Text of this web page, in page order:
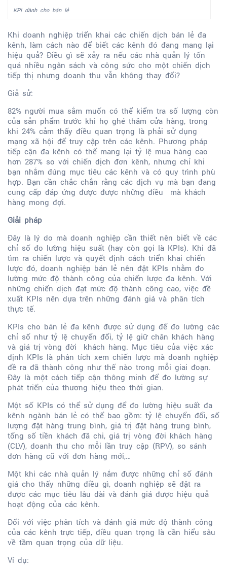
KPI dành cho bán lẻ
Khi doanh nghiệp triển khai các chiến dịch bán lẻ đa
kênh, làm cách nào để biết các kênh đó đang mang lại
hiệu quả? Điều gì sẽ xảy ra nếu các nhà quản lý tốn
quá nhiều ngân sách và công sức cho một chiến dịch
tiếp thị nhưng doanh thu vẫn không thay đổi?
Giả sử:
82% người mua sắm muốn có thể kiểm tra số lượng còn
của sản phẩm trước khi họ ghé thăm cửa hàng, trong
khi 24% cảm thấy điều quan trọng là phải sử dụng
mạng xã hội để truy cập trên các kênh. Phương pháp
tiếp cận đa kênh có thể mang lại tỷ lệ mua hàng cao
hơn 287% so với chiến dịch đơn kênh, nhưng chỉ khi
bạn nhắm đúng mục tiêu các kênh và có quy trình phù
hợp. Bạn cần chắc chắn rằng các dịch vụ mà bạn đang
cung cấp đáp ứng được được những điều mà khách
hàng mong đợi.
Giải pháp
Đây là lý do mà doanh nghiệp cần thiết nên biết về các
chỉ số đo lường hiệu suất (hay còn gọi là KPIs). Khi đã
tìm ra chiến lược và quyết định cách triển khai chiến
lược đó, doanh nghiệp bán lẻ nên đặt KPIs nhằm đo
lường mức độ thành công của chiến lược đa kênh. Với
những chiến dịch đạt mức độ thành công cao, việc đề
xuất KPIs nên dựa trên những đánh giá và phân tích
thực tế.
KPIs cho bán lẻ đa kênh được sử dụng để đo lường các
chỉ số như tỷ lệ chuyển đổi, tỷ lệ giữ chân khách hàng
và giá trị vòng đời khách hàng. Mục tiêu của việc xác
định KPIs là phân tích xem chiến lược mà doanh nghiệp
đề ra đã thành công như thế nào trong mỗi giai đoạn.
Đây là một cách tiếp cận thông minh để đo lường sự
phát triển của thương hiệu theo thời gian.
Một số KPIs có thể sử dụng để đo lường hiệu suất đa
kênh ngành bán lẻ có thể bao gồm: tỷ lệ chuyển đổi, số
lượng đặt hàng trung bình, giá trị đặt hàng trung bình,
tổng số tiền khách đã chi, giá trị vòng đời khách hàng
(CLV), doanh thu cho mỗi lần truy cập (RPV), so sánh
đơn hàng cũ với đơn hàng mới,…
Một khi các nhà quản lý nắm được những chỉ số đánh
giá cho thấy những điều gì, doanh nghiệp sẽ đặt ra
được các mục tiêu lâu dài và đánh giá được hiệu quả
hoạt động của các kênh.
Đối với việc phân tích và đánh giá mức độ thành công
của các kênh trực tiếp, điều quan trọng là cần hiểu sâu
về tầm quan trọng của dữ liệu.
Ví dụ: